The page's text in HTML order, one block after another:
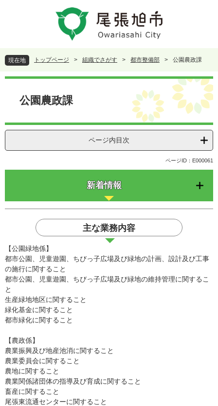
頭
で
す
飛
ば
し
現在地 トップページ > 組織でさがす > 都市整備部 > 公園農政課
本
公園農政課
ページ内目次
ページID：E000061
新着情報
主な業務内容
【公園緑地係】
都市公園、児童遊園、ちびっ子広場及び緑地の計画、設計及び工事
の施行に関すること
都市公園、児童遊園、ちびっ子広場及び緑地の維持管理に関するこ
と
生産緑地地区に関すること
緑化基金に関すること
都市緑化に関すること
【農政係】
農業振興及び地産池消に関すること
農業委員会に関すること
農地に関すること
農業関係諸団体の指導及び育成に関すること
畜産に関すること
尾張東流通センターに関すること